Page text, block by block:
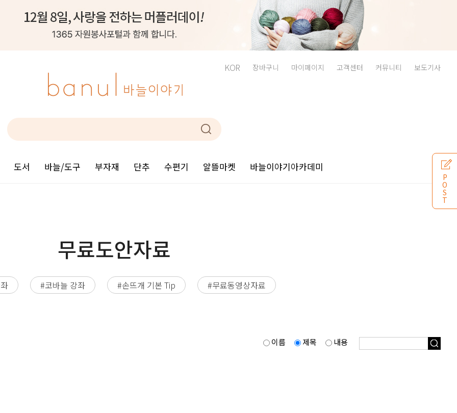
KOR 장바구니 마이페이지 고객센터 커뮤니티 보도기사
도서 바늘/도구 부자재 단추 수편기 알뜰마켓 바늘이야기아카데미
무료도안자료
#코바늘 강좌 #손뜨개 기본 Tip #무료동영상자료
이름 제목 내용
P
O
S
T